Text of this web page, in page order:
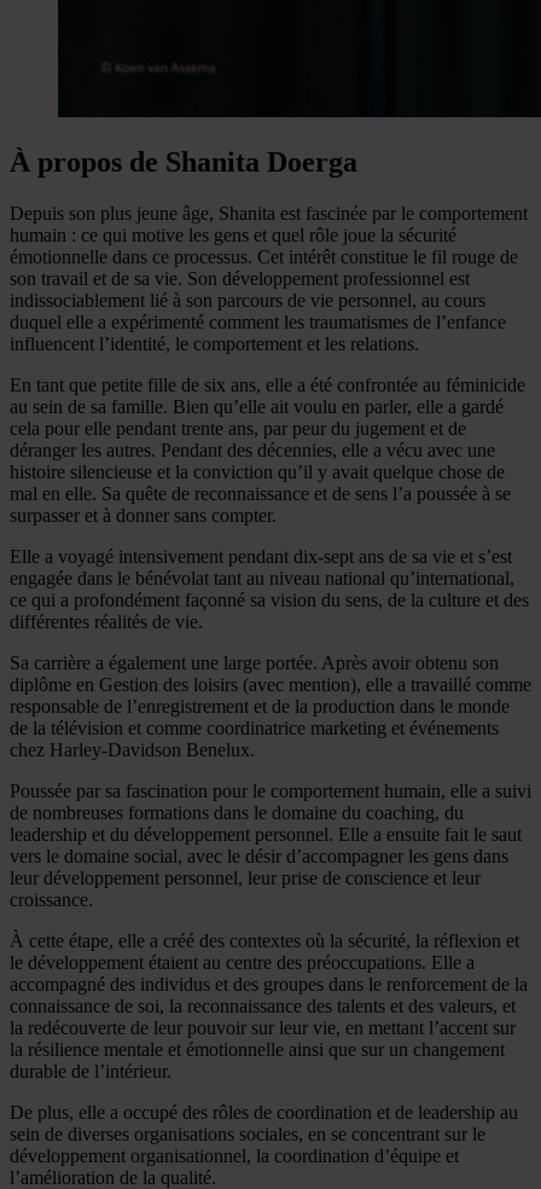
À propos de Shanita Doerga
Depuis son plus jeune âge, Shanita est fascinée par le comportement
humain : ce qui motive les gens et quel rôle joue la sécurité
émotionnelle dans ce processus. Cet intérêt constitue le fil rouge de
son travail et de sa vie. Son développement professionnel est
indissociablement lié à son parcours de vie personnel, au cours
duquel elle a expérimenté comment les traumatismes de l’enfance
influencent l’identité, le comportement et les relations.
En tant que petite fille de six ans, elle a été confrontée au féminicide
au sein de sa famille. Bien qu’elle ait voulu en parler, elle a gardé
cela pour elle pendant trente ans, par peur du jugement et de
déranger les autres. Pendant des décennies, elle a vécu avec une
histoire silencieuse et la conviction qu’il y avait quelque chose de
mal en elle. Sa quête de reconnaissance et de sens l’a poussée à se
surpasser et à donner sans compter.
Elle a voyagé intensivement pendant dix-sept ans de sa vie et s’est
engagée dans le bénévolat tant au niveau national qu’international,
ce qui a profondément façonné sa vision du sens, de la culture et des
différentes réalités de vie.
Sa carrière a également une large portée. Après avoir obtenu son
diplôme en Gestion des loisirs (avec mention), elle a travaillé comme
responsable de l’enregistrement et de la production dans le monde
de la télévision et comme coordinatrice marketing et événements
chez Harley-Davidson Benelux.
Poussée par sa fascination pour le comportement humain, elle a suivi
de nombreuses formations dans le domaine du coaching, du
leadership et du développement personnel. Elle a ensuite fait le saut
vers le domaine social, avec le désir d’accompagner les gens dans
leur développement personnel, leur prise de conscience et leur
croissance.
À cette étape, elle a créé des contextes où la sécurité, la réflexion et
le développement étaient au centre des préoccupations. Elle a
accompagné des individus et des groupes dans le renforcement de la
connaissance de soi, la reconnaissance des talents et des valeurs, et
la redécouverte de leur pouvoir sur leur vie, en mettant l’accent sur
la résilience mentale et émotionnelle ainsi que sur un changement
durable de l’intérieur.
De plus, elle a occupé des rôles de coordination et de leadership au
sein de diverses organisations sociales, en se concentrant sur le
développement organisationnel, la coordination d’équipe et
l’amélioration de la qualité.